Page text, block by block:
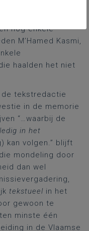
nog enkele
M’Hamed Kasmi,
haalden het niet
de tekstredactie
in de memorie
“…waarbij de
in het
kan volgen.” blijft
mondeling door
dan wel
tekstueel in het
gewoon te
minste één
in de Vlaamse